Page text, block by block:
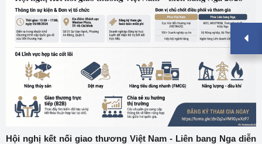
Hội nghị kết nối giao thương Việt Nam - Liên bang Nga diễn